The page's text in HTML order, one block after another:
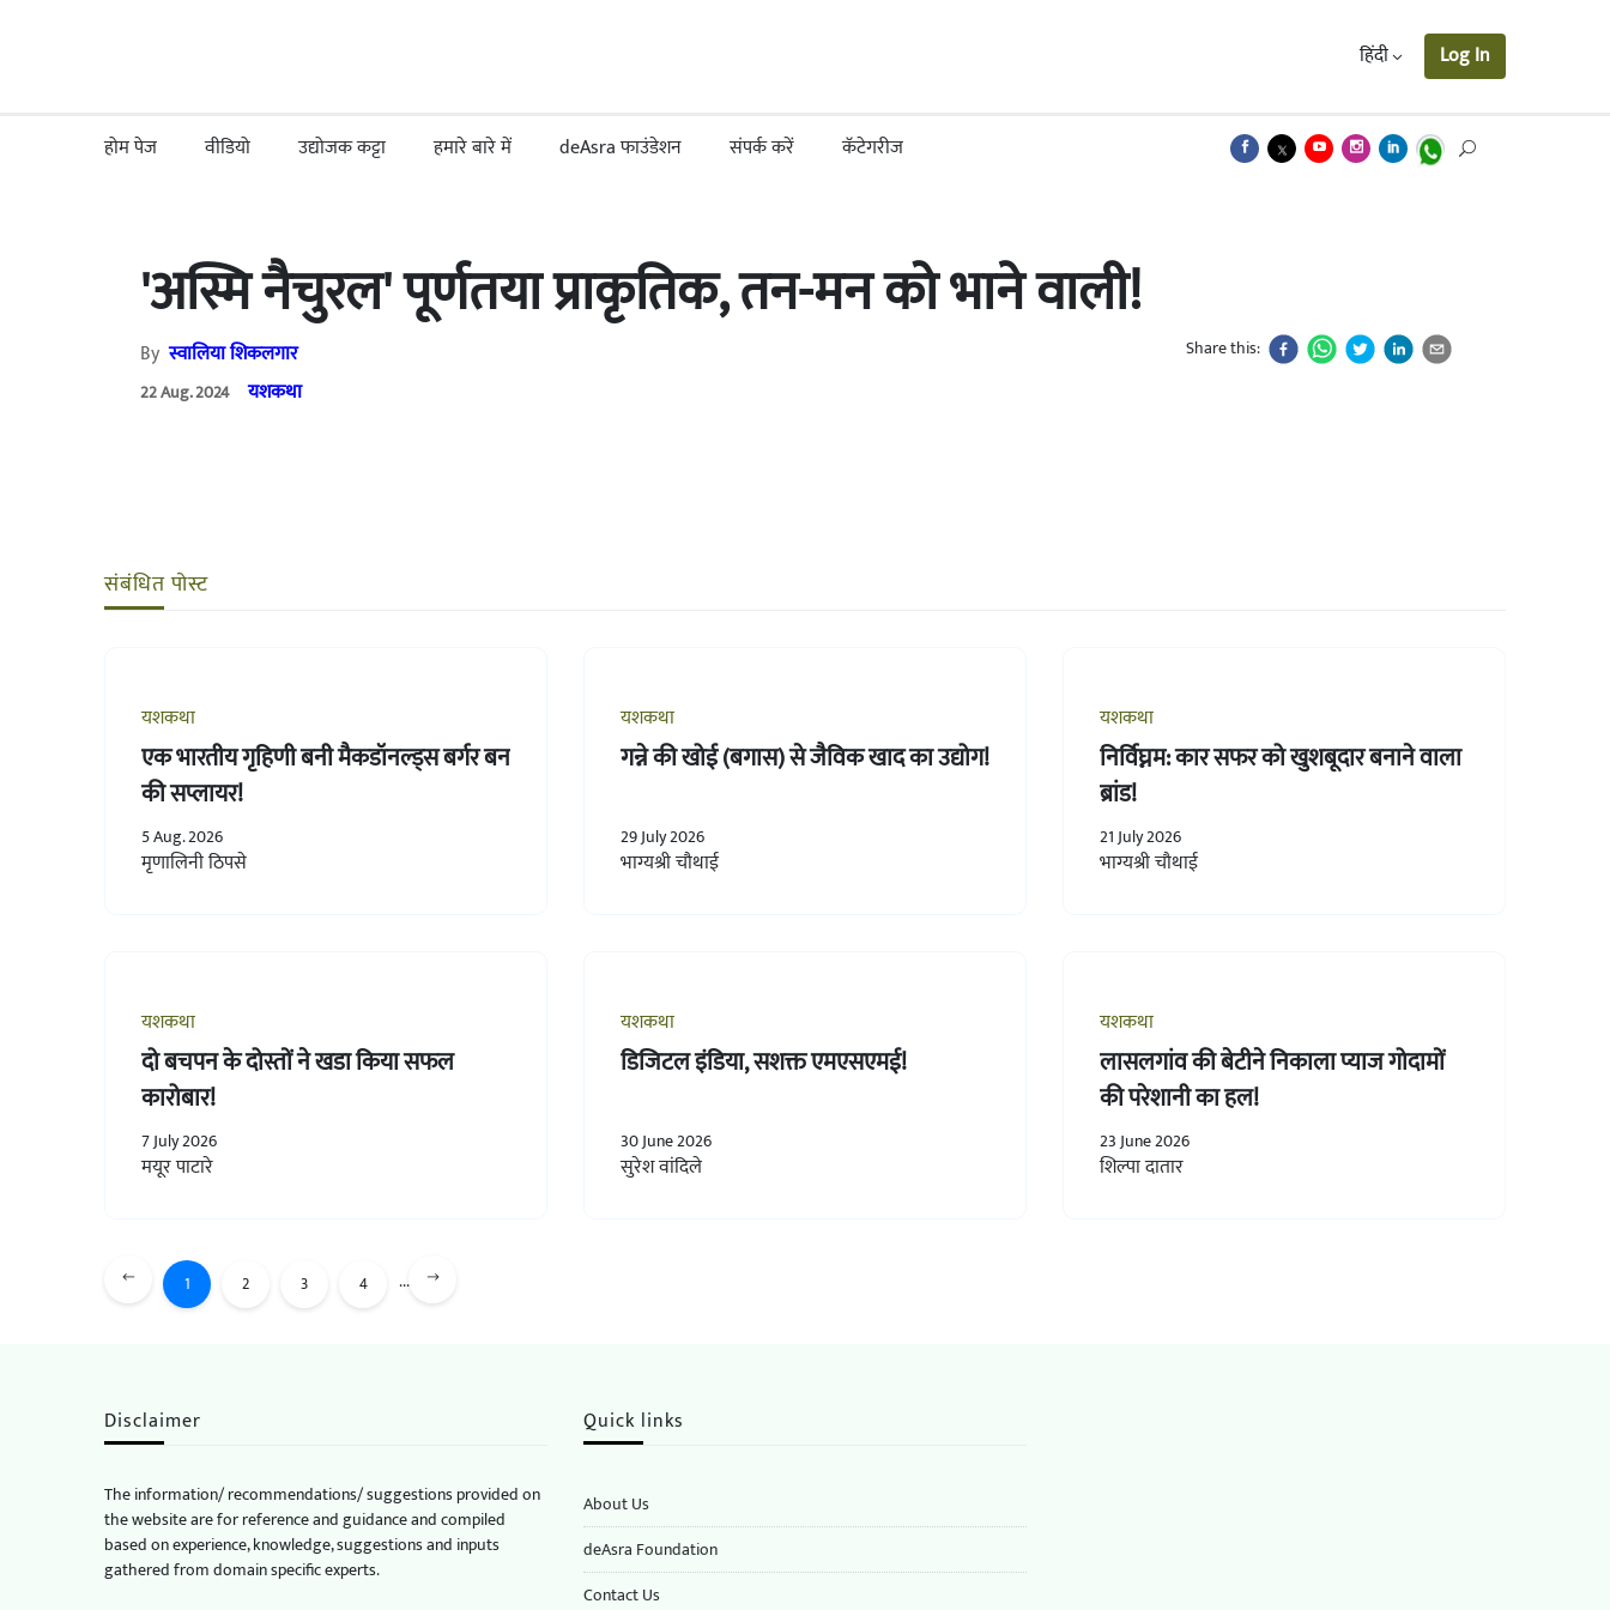
हिंदी Log In
होम पेज वीडियो उद्योजक कट्टा हमारे बारे में deAsra फाउंडेशन संपर्क करें कॅटेगरीज
'अस्मि नैचुरल' पूर्णतया प्राकृतिक, तन-मन को भाने वाली!
Byस्वालिया शिकलगार
22 Aug. 2024 यशकथा
Share this:
संबंधित पोस्ट
यशकथा
एक भारतीय गृहिणी बनी मैकडॉनल्ड्स बर्गर बन
की सप्लायर!
5 Aug. 2026
मृणालिनी ठिपसे
यशकथा
गन्ने की खोई (बगास) से जैविक खाद का उद्योग!
29 July 2026
भाग्यश्री चौथाई
यशकथा
निर्विघ्नम: कार सफर को खुशबूदार बनाने वाला
ब्रांड!
21 July 2026
भाग्यश्री चौथाई
यशकथा
दो बचपन के दोस्तों ने खडा किया सफल
कारोबार!
7 July 2026
मयूर पाटारे
यशकथा
डिजिटल इंडिया, सशक्त एमएसएमई!
30 June 2026
सुरेश वांदिले
यशकथा
लासलगांव की बेटीने निकाला प्याज गोदामों
की परेशानी का हल!
23 June 2026
शिल्पा दातार
1 2 3 4 ...
Disclaimer
The information/ recommendations/ suggestions provided on
the website are for reference and guidance and compiled
based on experience, knowledge, suggestions and inputs
gathered from domain specific experts.
Quick links
About Us
deAsra Foundation
​​Contact Us